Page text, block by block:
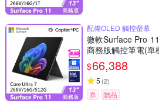
配備OLED 觸控螢幕
微軟Surface Pro
商務版觸控筆電(
$66,388
5 (2)
券 贈品